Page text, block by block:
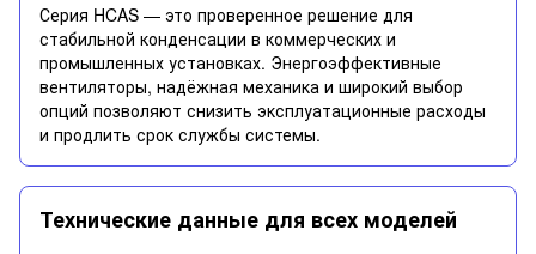
Серия HCAS — это проверенное решение для
стабильной конденсации в коммерческих и
промышленных установках. Энергоэффективные
вентиляторы, надёжная механика и широкий выбор
опций позволяют снизить эксплуатационные расходы
и продлить срок службы системы.
Технические данные для всех моделей